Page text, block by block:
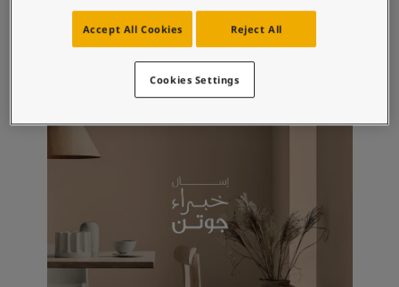
مستندات المنتجات
مساحات تنبض بالحياة - أحدث مجموعة ألوان جوتن
9918
كلاسيك وايت
1877
ببلستون
Reject All
Accept All Cookies
Cookies Settings